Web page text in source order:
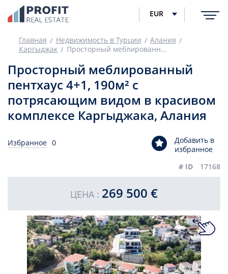
EUR
Главная Недвижимость в Турции
Алания
Каргыджак
Просторный меблированный пентхаус 4+1, 190м² с потрясающим видом в красивом комплексе Каргыджака, Алания
Просторный меблированный
пентхаус 4+1, 190м² с
потрясающим видом в красивом
комплексе Каргыджака, Алания
Избранное 0
Добавить в
избранное
# ID
17168
ЦЕНА : 269 500 €